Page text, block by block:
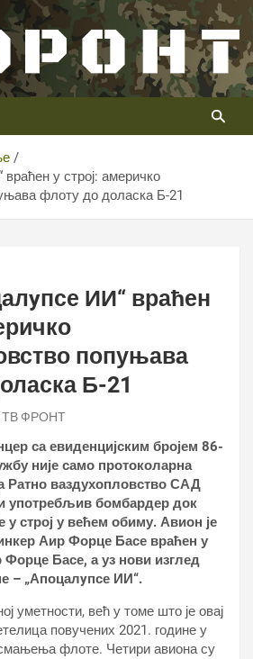
ФРОНТ
у строј: америчко
флоту до доласка Б-21
ИИ“ враћен
попуњава
Б-21
ТВ ФРОНТ
са евиденцијским бројем 86-
није само протоколарна
Ратно ваздухопловство САД
употребљив бомбардер док
строј у већем обиму. Авион је
Аир Форце Басе враћен у
Басе, а уз нови изглед
– „Апоцалyпсе ИИ“.
уметности, већ у томе што је овај
повучених 2021. године у
флоте. Четири авиона су